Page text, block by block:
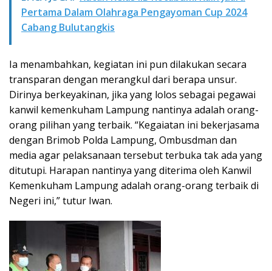
Pertama Dalam Olahraga Pengayoman Cup 2024
Cabang Bulutangkis
Ia menambahkan, kegiatan ini pun dilakukan secara
transparan dengan merangkul dari berapa unsur.
Dirinya berkeyakinan, jika yang lolos sebagai pegawai
kanwil kemenkuham Lampung nantinya adalah orang-
orang pilihan yang terbaik. “Kegaiatan ini bekerjasama
dengan Brimob Polda Lampung, Ombusdman dan
media agar pelaksanaan tersebut terbuka tak ada yang
ditutupi. Harapan nantinya yang diterima oleh Kanwil
Kemenkuham Lampung adalah orang-orang terbaik di
Negeri ini,” tutur Iwan.